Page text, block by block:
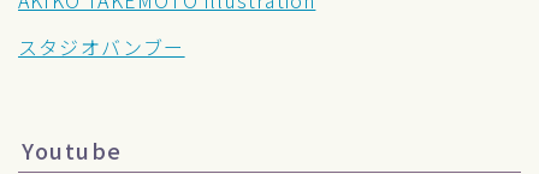
スタジオバンブー
Youtube